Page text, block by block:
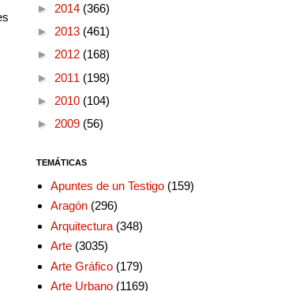
► 2014 (366)
► 2013 (461)
► 2012 (168)
► 2011 (198)
► 2010 (104)
► 2009 (56)
TEMÁTICAS
Apuntes de un Testigo (159)
Aragón (296)
Arquitectura (348)
Arte (3035)
Arte Gráfico (179)
Arte Urbano (1169)